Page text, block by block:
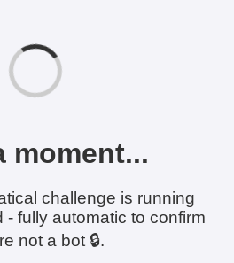
moment...
challenge is running
- fully automatic to confirm
not a bot 🔒.